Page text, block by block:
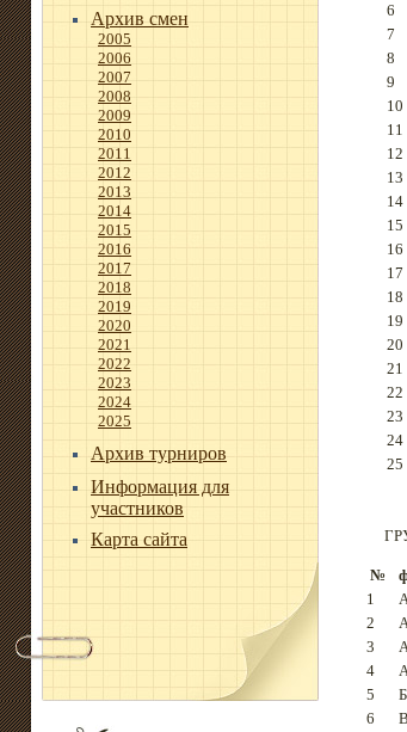
Архив смен
2005
2006
2007
2008
2009
2010
2011
2012
2013
2014
2015
2016
2017
2018
2019
2020
2021
2022
2023
2024
2025
Архив турниров
Информация для
участников
Карта сайта
6
7
8
9
10
11
12
13
14
15
16
17
18
19
20
21
22
23
24
25
№
1
2
3
4
5
6